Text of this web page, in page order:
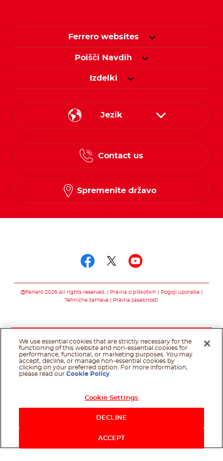
Ferrero websites
Poišči Navdih
Izdelki
Jezik
Contact us
Spremenite državo
@Ferrero 2026 All rights reserved. Pravila o piškotkih
Pogoji uporabe
Tehnične zahteve
Pravila zasebnosti
We use essential cookies that are strictly necessary for the
functioning of this website and non-essential cookies for
performance, functional, or marketing purposes. You may
accept, decline, or manage non-essential cookies by
clicking on your preferred option. For more information,
please read ourCookie Policy
Cookie Settings
DECLINE
ACCEPT